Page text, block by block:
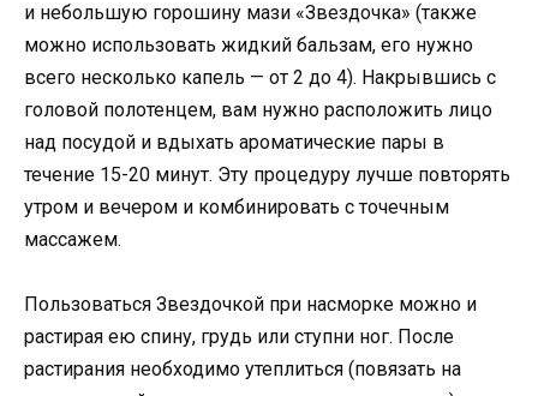
и небольшую горошину мази «Звездочка» (также
можно использовать жидкий бальзам, его нужно
всего несколько капель — от 2 до 4). Накрывшись с
головой полотенцем, вам нужно расположить лицо
над посудой и вдыхать ароматические пары в
течение 15-20 минут. Эту процедуру лучше повторять
утром и вечером и комбинировать с точечным
массажем.
Пользоваться Звездочкой при насморке можно и
растирая ею спину, грудь или ступни ног. После
растирания необходимо утеплиться (повязать на